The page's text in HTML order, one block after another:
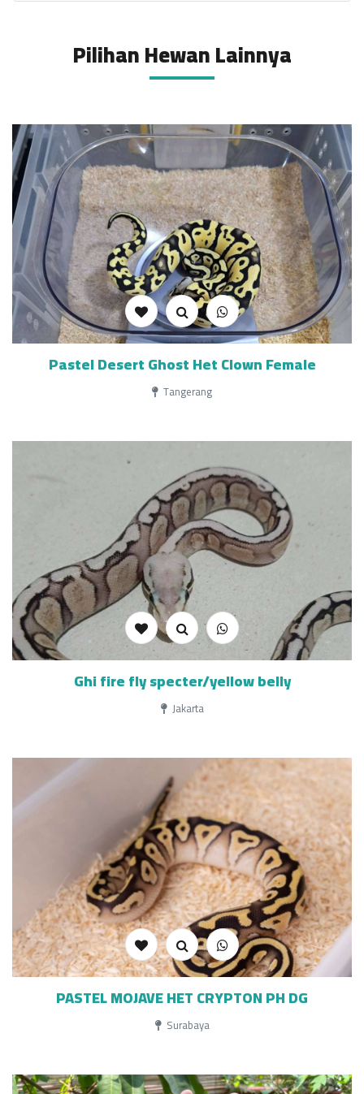
Pilihan Hewan Lainnya
Pastel Desert Ghost Het Clown Female
Tangerang
Ghi fire fly specter/yellow belly
Jakarta
PASTEL MOJAVE HET CRYPTON PH DG
Surabaya